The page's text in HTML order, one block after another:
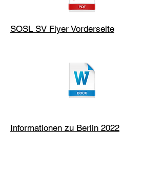
SOSL SV Flyer Vorderseite
Informationen zu Berlin 2022